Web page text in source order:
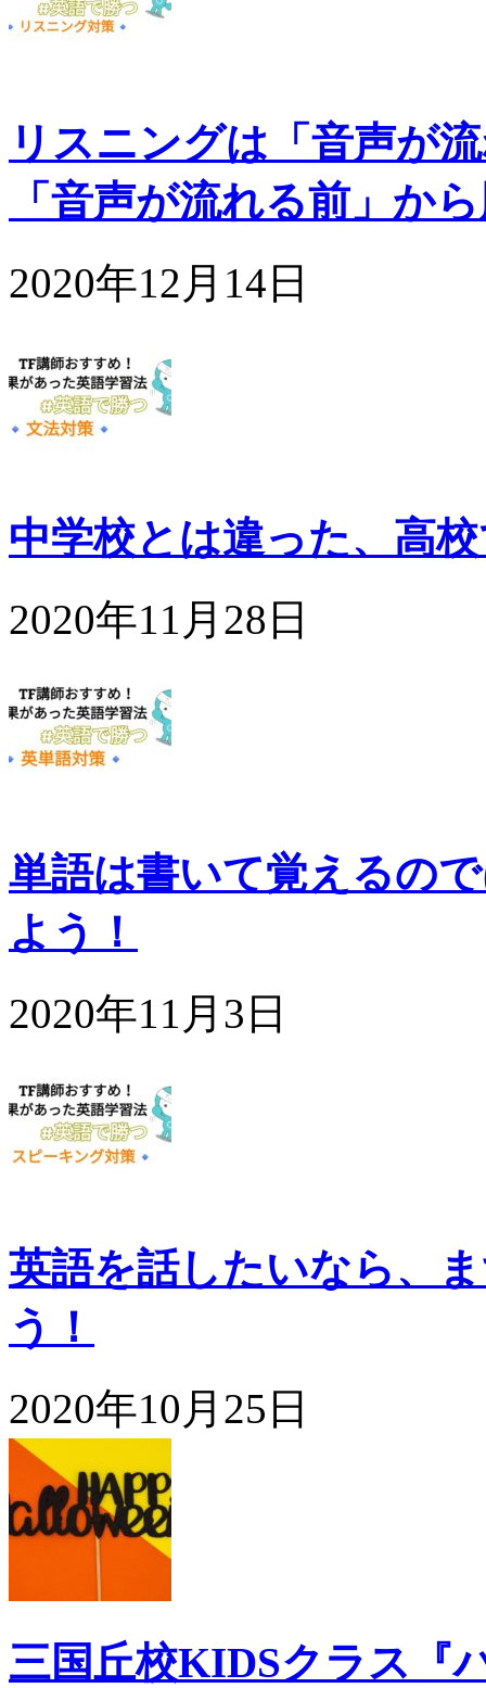
リスニングは「音声が
「音声が流れる前」か
2020年12月14日
中学校とは違った、高
2020年11月28日
単語は書いて覚えるの
よう！
2020年11月3日
英語を話したいなら、
う！
2020年10月25日
三国丘校KIDSクラス『